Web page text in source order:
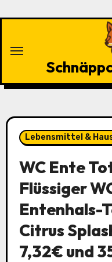
Lebensmittel &
WC Ente
Flüssiger
Entenhals-
Citrus
7,32€ und